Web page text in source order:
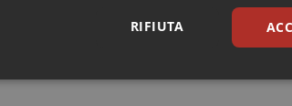
Altro suggerimento è quello di sfruttare
i viaggiatori, ecc.), certificazioni
di base, per somministrare il
RIFIUTA
Statistici